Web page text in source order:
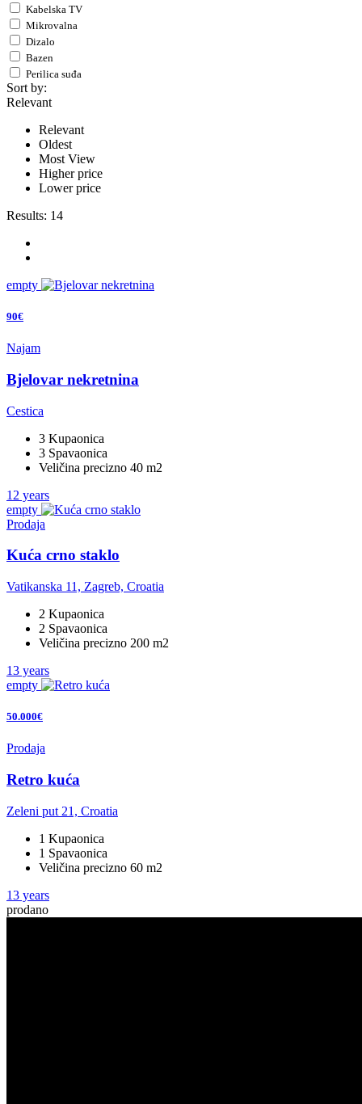
Kabelska TV
Mikrovalna
Dizalo
Bazen
Perilica suđa
Sort by:
Relevant
Relevant
Oldest
Most View
Higher price
Lower price
Results: 14
empty
90€
Najam
Bjelovar nekretnina
Cestica
3 Kupaonica
3 Spavaonica
Veličina precizno 40 m2
12 years
empty
Prodaja
Kuća crno staklo
Vatikanska 11, Zagreb, Croatia
2 Kupaonica
2 Spavaonica
Veličina precizno 200 m2
13 years
empty
50.000€
Prodaja
Retro kuća
Zeleni put 21, Croatia
1 Kupaonica
1 Spavaonica
Veličina precizno 60 m2
13 years
prodano